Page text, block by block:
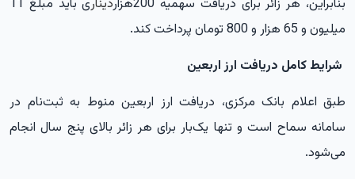
بنابراین، هر زائر برای دریافت سهمیه 200هزار
دینار
ی باید مبلغ 11
میلیون و 65 هزار و 800 تومان پرداخت کند.
شرایط کامل دریافت ارز اربعین
طبق اعلام بانک مرکزی، دریافت ارز اربعین منوط به ثبت‌نام در
سامانه سماح است و تنها یک‌بار برای هر زائر بالای پنج سال انجام
می‌شود.